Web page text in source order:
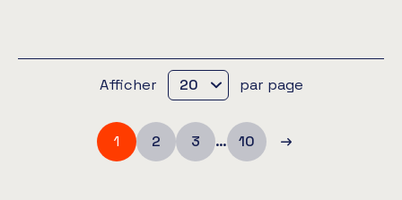
1 2 3 … 10
Afficher par page